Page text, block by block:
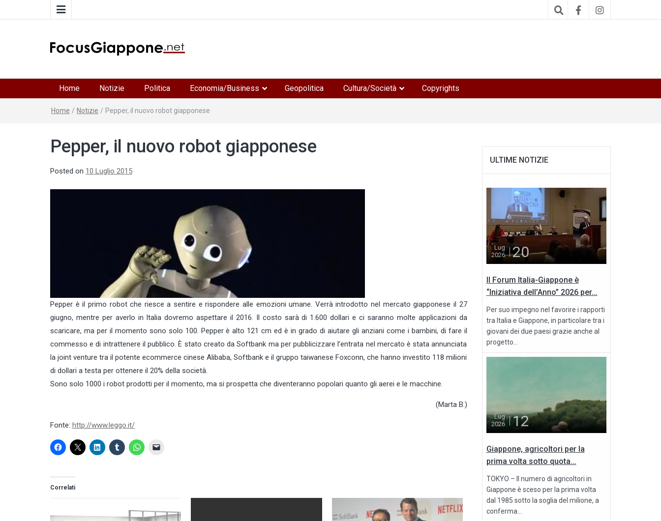
Home Notizie Politica Economia/Business Geopolitica Cultura/Società Copyrights
Home / Notizie / Pepper, il nuovo robot giapponese
Pepper, il nuovo robot giapponese
Posted on 10 Luglio 2015
Pepper è il primo robot che riesce a sentire e rispondere alle emozioni umane. Verrà introdotto nel mercato giapponese il 27
giugno, mentre per averlo in Italia dovremo aspettare il 2016. Il costo sarà di 1.600 dollari e ci saranno molte applicazioni da
scaricare, ma per il momento sono solo 100. Pepper è alto 121 cm ed è in grado di aiutare gli anziani come i bambini, di fare il
commesso e di intrattenere il pubblico. È stato creato da Softbank ma per pubblicizzare l’entrata nel mercato è stata annunciata
la joint venture tra il potente ecommerce cinese Alibaba, Softbank e il gruppo taiwanese Foxconn, che hanno investito 118 milioni
di dollari a testa per ottenere il 20% della società.
Sono solo 1000 i robot prodotti per il momento, ma si prospetta che diventeranno popolari quanto gli aerei e le macchine.
(Marta B.)
Fonte: http://www.leggo.it/
Correlati
ULTIME NOTIZIE
Lug
2026
20
Il Forum Italia-Giappone è
“Iniziativa dell’Anno” 2026 per...
Per suo impegno nel favorire i rapporti
tra Italia e Giappone, in particolare tra i
giovani dei due paesi grazie anche al
progetto...
Lug
2026
12
Giappone, agricoltori per la
prima volta sotto quota...
TOKYO – Il numero di agricoltori in
Giappone è sceso per la prima volta
dal 1985 sotto la soglia del milione, a
conferma...